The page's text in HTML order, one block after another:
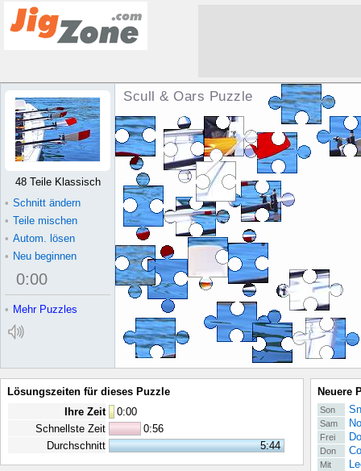
Scull & Oars Puzzle
48 Teile Klassisch
• Schnitt ändern
• Teile mischen
• Autom. lösen
• Neu beginnen
0:00
• Mehr Puzzles
Lösungszeiten für dieses Puzzle
Ihre Zeit
0:00
Schnellste Zeit
0:56
Durchschnitt
5:44
Neuere
Son
Sam
Frei
Don
Mit